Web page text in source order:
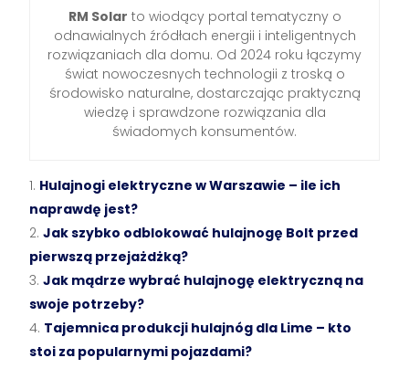
RM Solar to wiodący portal tematyczny o
odnawialnych źródłach energii i inteligentnych
rozwiązaniach dla domu. Od 2024 roku łączymy
świat nowoczesnych technologii z troską o
środowisko naturalne, dostarczając praktyczną
wiedzę i sprawdzone rozwiązania dla
świadomych konsumentów.
Hulajnogi elektryczne w Warszawie – ile ich
naprawdę jest?
Jak szybko odblokować hulajnogę Bolt przed
pierwszą przejażdżką?
Jak mądrze wybrać hulajnogę elektryczną na
swoje potrzeby?
Tajemnica produkcji hulajnóg dla Lime – kto
stoi za popularnymi pojazdami?